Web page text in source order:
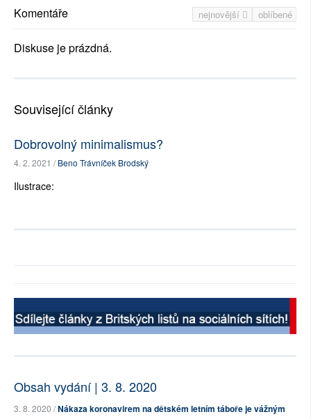
nejnovější oblíbené
Komentáře
Diskuse je prázdná.
Související články
Dobrovolný minimalismus?
4. 2. 2021 /Beno Trávníček Brodský
Ilustrace:
Obsah vydání | 3. 8. 2020
3. 8. 2020 /Nákaza koronavirem na dětském letním táboře je vážným